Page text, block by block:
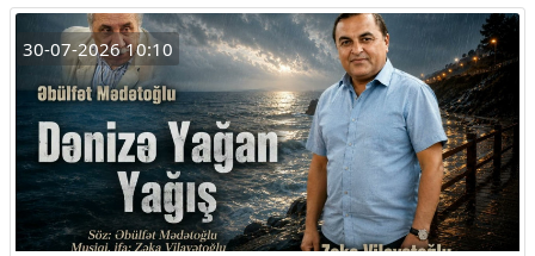
30-07-2026 10:10